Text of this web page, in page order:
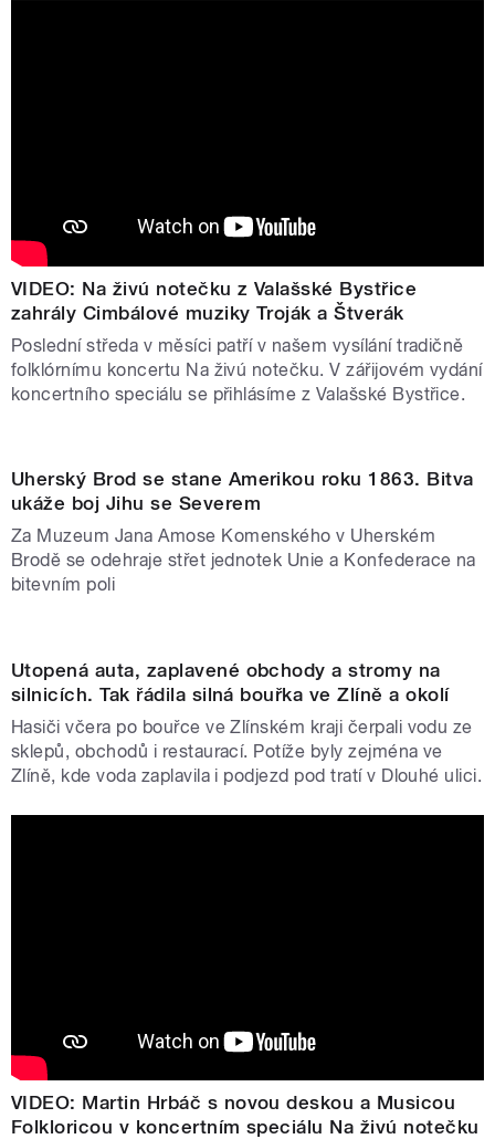
VIDEO: Na živú notečku z Valašské Bystřice
zahrály Cimbálové muziky Troják a Štverák
Poslední středa v měsíci patří v našem vysílání tradičně
folklórnímu koncertu Na živú notečku. V zářijovém vydání
koncertního speciálu se přihlásíme z Valašské Bystřice.
Uherský Brod se stane Amerikou roku 1863. Bitva
ukáže boj Jihu se Severem
Za Muzeum Jana Amose Komenského v Uherském
Brodě se odehraje střet jednotek Unie a Konfederace na
bitevním poli
Utopená auta, zaplavené obchody a stromy na
silnicích. Tak řádila silná bouřka ve Zlíně a okolí
Hasiči včera po bouřce ve Zlínském kraji čerpali vodu ze
sklepů, obchodů i restaurací. Potíže byly zejména ve
Zlíně, kde voda zaplavila i podjezd pod tratí v Dlouhé ulici.
VIDEO: Martin Hrbáč s novou deskou a Musicou
Folkloricou v koncertním speciálu Na živú notečku